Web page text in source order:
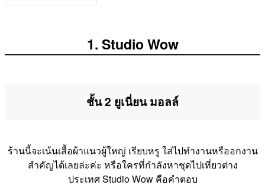
1. Studio Wow
ชั้น 2 ยูเนี่ยน มอลล์
ร้านนี้จะเน้นเสื้อผ้าแนวผู้ใหญ่ เรียบหรู ใส่ไปทำงานหรืออกงาน
สำคัญได้เลยล่ะค่ะ หรือใครที่กำลังหาชุดไปเที่ยวต่าง
ประเทศ Studio Wow คือคำตอบ